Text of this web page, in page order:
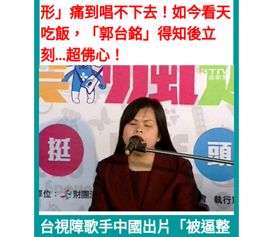
形」痛到唱不下去！如今看天
吃飯，「郭台銘」得知後立
刻...超佛心！
台視障歌手中國出片「被逼整